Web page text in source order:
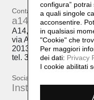
Contatti
a14@a14.br.com
A14, Daniela Lorenzi
via Arcivescovo
20139 Milano
tel. 333 50 98 145
Social
Instagram
configura”
a quali singole
acconsentire.
in qualsiasi
"Cookie" che
Per maggiori
dei dati: Privacy
I cookie abilitati